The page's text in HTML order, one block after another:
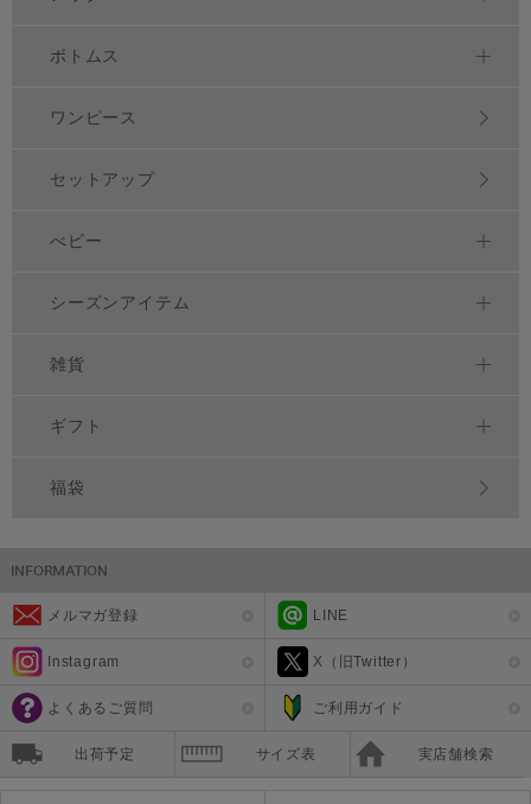
ボトムス
ワンピース
セットアップ
べビー
シーズンアイテム
雑貨
ギフト
福袋
メルマガ登録 LINE
Instagram X（旧Twitter）
よくあるご質問 ご利用ガイド
出荷予定 サイズ表 実店舗検索